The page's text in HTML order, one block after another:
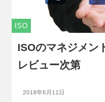
ISO
ISOのマネジメン
レビュー次第
2018年6月11日